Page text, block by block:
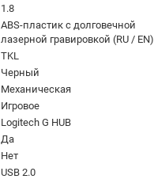
1.8
ABS-пластик с долговечной
лазерной гравировкой (RU / EN)
TKL
Черный
Механическая
Игровое
Logitech G HUB
Да
Нет
USB 2.0